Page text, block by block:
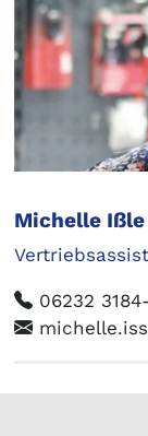
Michelle Ißle
06232